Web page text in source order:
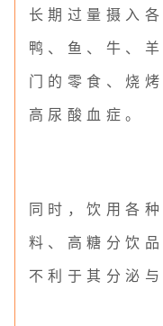
长期过量摄入
鸭、鱼、牛、
门的零食、烧
高尿酸血症。
同时，饮用各
料、高糖分饮
不利于其分泌与